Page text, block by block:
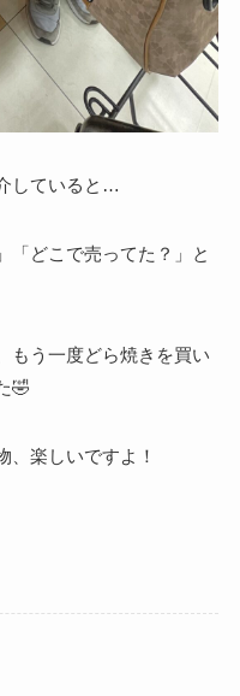
していると…
「どこで売ってた？」と
もう一度どら焼きを買い
🤣
、楽しいですよ！